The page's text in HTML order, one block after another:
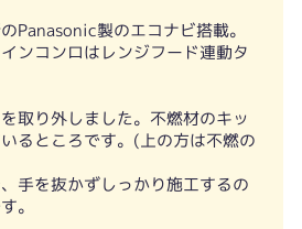
Panasonic製のエコナビ搭載。
ンコンロはレンジフード連動タ
取り外しました。不燃材のキッ
るところです。(上の方は不燃の
手を抜かずしっかり施工するの
。